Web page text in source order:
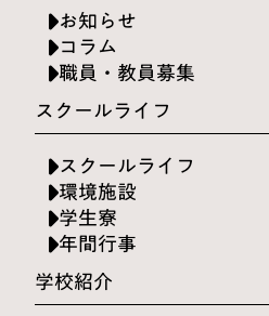
お知らせ
コラム
職員・教員募集
スクールライフ
スクールライフ
環境施設
学生寮
年間行事
学校紹介